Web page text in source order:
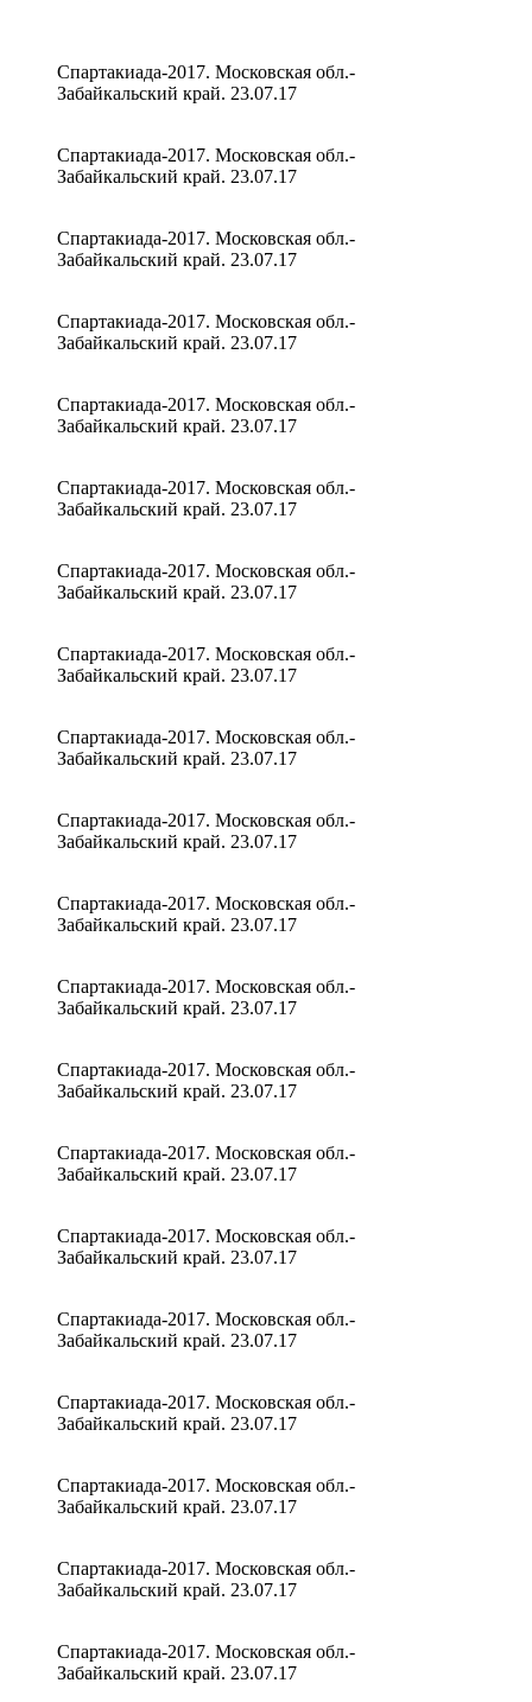
Спартакиада-2017. Московская обл.-
Забайкальский край. 23.07.17
Спартакиада-2017. Московская обл.-
Забайкальский край. 23.07.17
Спартакиада-2017. Московская обл.-
Забайкальский край. 23.07.17
Спартакиада-2017. Московская обл.-
Забайкальский край. 23.07.17
Спартакиада-2017. Московская обл.-
Забайкальский край. 23.07.17
Спартакиада-2017. Московская обл.-
Забайкальский край. 23.07.17
Спартакиада-2017. Московская обл.-
Забайкальский край. 23.07.17
Спартакиада-2017. Московская обл.-
Забайкальский край. 23.07.17
Спартакиада-2017. Московская обл.-
Забайкальский край. 23.07.17
Спартакиада-2017. Московская обл.-
Забайкальский край. 23.07.17
Спартакиада-2017. Московская обл.-
Забайкальский край. 23.07.17
Спартакиада-2017. Московская обл.-
Забайкальский край. 23.07.17
Спартакиада-2017. Московская обл.-
Забайкальский край. 23.07.17
Спартакиада-2017. Московская обл.-
Забайкальский край. 23.07.17
Спартакиада-2017. Московская обл.-
Забайкальский край. 23.07.17
Спартакиада-2017. Московская обл.-
Забайкальский край. 23.07.17
Спартакиада-2017. Московская обл.-
Забайкальский край. 23.07.17
Спартакиада-2017. Московская обл.-
Забайкальский край. 23.07.17
Спартакиада-2017. Московская обл.-
Забайкальский край. 23.07.17
Спартакиада-2017. Московская обл.-
Забайкальский край. 23.07.17